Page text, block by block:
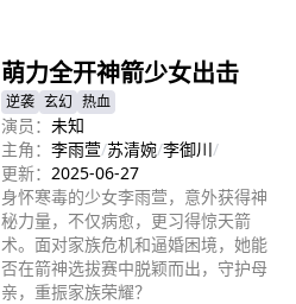
萌力全开神箭少女出击
逆袭 玄幻 热血
演员： 未知
主角： 李雨萱/苏清婉/李御川/
更新： 2025-06-27
身怀寒毒的少女李雨萱，意外获得神
秘力量，不仅病愈，更习得惊天箭
术。面对家族危机和逼婚困境，她能
否在箭神选拔赛中脱颖而出，守护母
亲，重振家族荣耀？